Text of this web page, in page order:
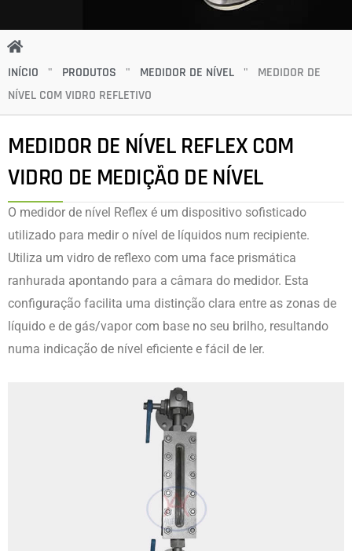
INÍCIO " PRODUTOS " MEDIDOR DE NÍVEL " MEDIDOR DE
NÍVEL COM VIDRO REFLETIVO
MEDIDOR DE NÍVEL REFLEX COM
VIDRO DE MEDIÇÃO DE NÍVEL
O medidor de nível Reflex é um dispositivo sofisticado
utilizado para medir o nível de líquidos num recipiente.
Utiliza um vidro de reflexo com uma face prismática
ranhurada apontando para a câmara do medidor. Esta
configuração facilita uma distinção clara entre as zonas de
líquido e de gás/vapor com base no seu brilho, resultando
numa indicação de nível eficiente e fácil de ler.